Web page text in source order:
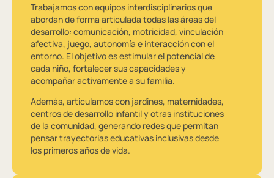
Trabajamos con equipos interdisciplinarios que
abordan de forma articulada todas las áreas del
desarrollo: comunicación, motricidad, vinculación
afectiva, juego, autonomía e interacción con el
entorno. El objetivo es estimular el potencial de
cada niño, fortalecer sus capacidades y
acompañar activamente a su familia.
Además, articulamos con jardines, maternidades,
centros de desarrollo infantil y otras instituciones
de la comunidad, generando redes que permitan
pensar trayectorias educativas inclusivas desde
los primeros años de vida.